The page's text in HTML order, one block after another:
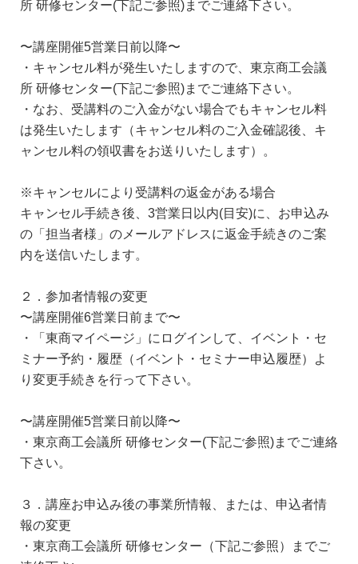
所 研修センター(下記ご参照)までご連絡下さい。
〜講座開催5営業日前以降〜
・キャンセル料が発生いたしますので、東京商工会議
所 研修センター(下記ご参照)までご連絡下さい。
・なお、受講料のご入金がない場合でもキャンセル料
は発生いたします（キャンセル料のご入金確認後、キ
ャンセル料の領収書をお送りいたします）。
※キャンセルにより受講料の返金がある場合
キャンセル手続き後、3営業日以内(目安)に、お申込み
の「担当者様」のメールアドレスに返金手続きのご案
内を送信いたします。
２．参加者情報の変更
〜講座開催6営業日前まで〜
・「東商マイページ」にログインして、イベント・セ
ミナー予約・履歴（イベント・セミナー申込履歴）よ
り変更手続きを行って下さい。
〜講座開催5営業日前以降〜
・東京商工会議所 研修センター(下記ご参照)までご連絡
下さい。
３．講座お申込み後の事業所情報、または、申込者情
報の変更
・東京商工会議所 研修センター（下記ご参照）までご